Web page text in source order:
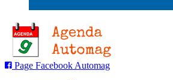
Page Facebook Automag